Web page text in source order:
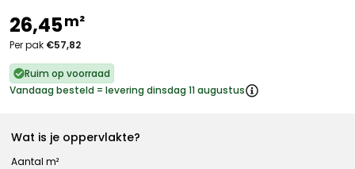
26,45m²
Per pak €57,82
Ruim op voorraad
Vandaag besteld = levering dinsdag 11 augustus
Wat is je oppervlakte?
Aantal m²